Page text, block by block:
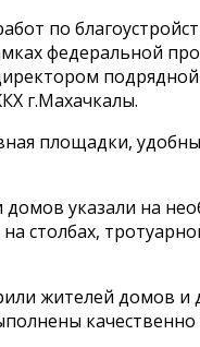
по
федеральной
г.Махачкалы.
площадки,
указали на
столбах,
жителей домов и
качественно